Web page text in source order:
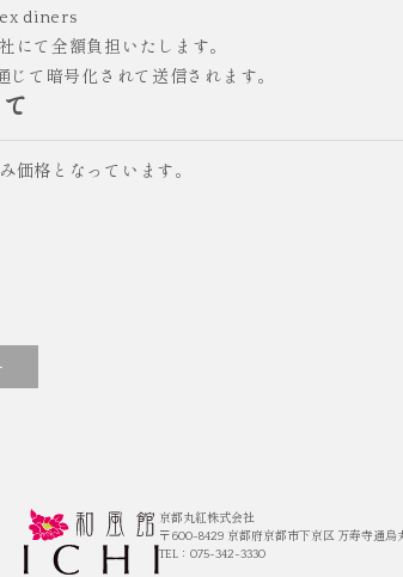
diners
にて全額負担いたします。
て暗号化されて送信されます。
価格となっています。
京都丸紅株式会社
〒600-8429 京都府京都市下京区 万寿寺通烏
TEL：075-342-3330